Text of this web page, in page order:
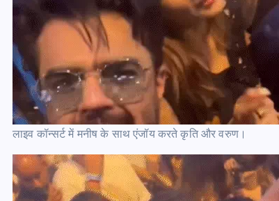
लाइव कॉन्सर्ट में मनीष के साथ एंजॉय करते कृति और वरुण।